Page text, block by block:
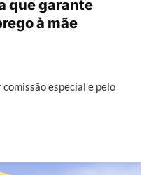
que garante
à mãe
especial e pelo